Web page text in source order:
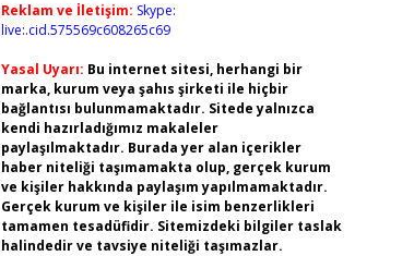
Reklam ve İletişim: Skype:
live:.cid.575569c608265c69
Yasal Uyarı: Bu internet sitesi, herhangi bir
marka, kurum veya şahıs şirketi ile hiçbir
bağlantısı bulunmamaktadır. Sitede yalnızca
kendi hazırladığımız makaleler
paylaşılmaktadır. Burada yer alan içerikler
haber niteliği taşımamakta olup, gerçek kurum
ve kişiler hakkında paylaşım yapılmamaktadır.
Gerçek kurum ve kişiler ile isim benzerlikleri
tamamen tesadüfidir. Sitemizdeki bilgiler taslak
halindedir ve tavsiye niteliği taşımazlar.